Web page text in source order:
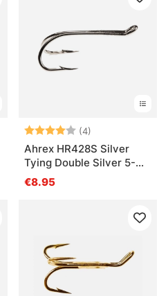
Arvio: (4)
Ahrex HR428S Silver
Tying Double Silver 5-
pack
€8.95